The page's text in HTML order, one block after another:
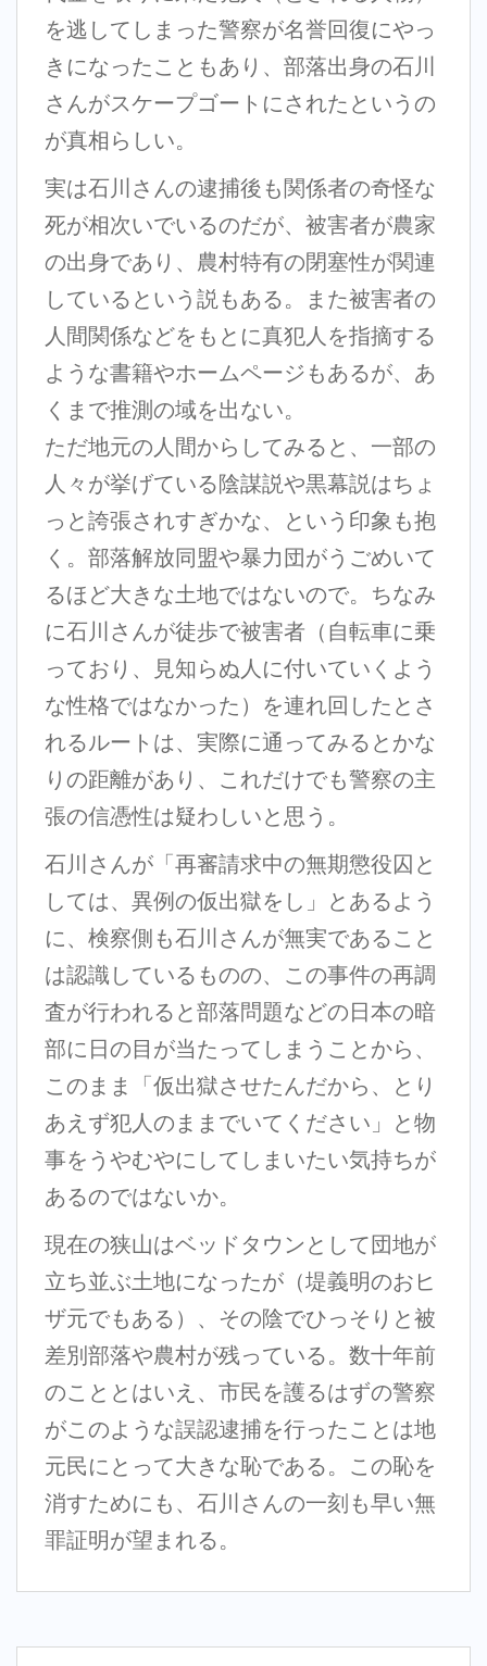
を逃してしまった警察が名誉回復にやっ
きになったこともあり、部落出身の石川
さんがスケープゴートにされたというの
が真相らしい。
実は石川さんの逮捕後も関係者の奇怪な
死が相次いでいるのだが、被害者が農家
の出身であり、農村特有の閉塞性が関連
しているという説もある。また被害者の
人間関係などをもとに真犯人を指摘する
ような書籍やホームページもあるが、あ
くまで推測の域を出ない。
ただ地元の人間からしてみると、一部の
人々が挙げている陰謀説や黒幕説はちょ
っと誇張されすぎかな、という印象も抱
く。部落解放同盟や暴力団がうごめいて
るほど大きな土地ではないので。ちなみ
に石川さんが徒歩で被害者（自転車に乗
っており、見知らぬ人に付いていくよう
な性格ではなかった）を連れ回したとさ
れるルートは、実際に通ってみるとかな
りの距離があり、これだけでも警察の主
張の信憑性は疑わしいと思う。
石川さんが「再審請求中の無期懲役囚と
しては、異例の仮出獄をし」とあるよう
に、検察側も石川さんが無実であること
は認識しているものの、この事件の再調
査が行われると部落問題などの日本の暗
部に日の目が当たってしまうことから、
このまま「仮出獄させたんだから、とり
あえず犯人のままでいてください」と物
事をうやむやにしてしまいたい気持ちが
あるのではないか。
現在の狭山はベッドタウンとして団地が
立ち並ぶ土地になったが（堤義明のおヒ
ザ元でもある）、その陰でひっそりと被
差別部落や農村が残っている。数十年前
のこととはいえ、市民を護るはずの警察
がこのような誤認逮捕を行ったことは地
元民にとって大きな恥である。この恥を
消すためにも、石川さんの一刻も早い無
罪証明が望まれる。